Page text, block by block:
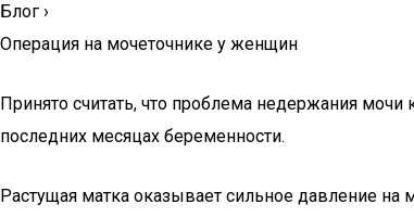
Блог ›
Операция на мочеточнике у женщин
Принято считать, что проблема недержания
последних месяцах беременности.
Растущая матка оказывает сильное давление